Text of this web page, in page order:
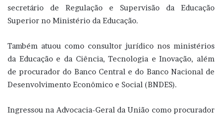
secretário de Regulação e Supervisão da Educação
Superior no Ministério da Educação.
Também atuou como consultor jurídico nos ministérios
da Educação e da Ciência, Tecnologia e Inovação, além
de procurador do Banco Central e do Banco Nacional de
Desenvolvimento Econômico e Social (BNDES).
Ingressou na Advocacia-Geral da União como procurador